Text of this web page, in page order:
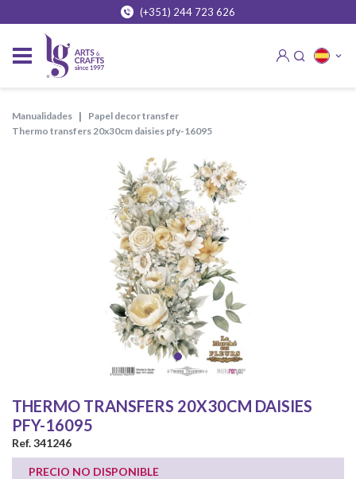
(+351) 244 723 626
manualidades
papel decor transfer
thermo transfers 20x30cm daisies pfy-16095
THERMO TRANSFERS 20X30CM DAISIES
PFY-16095
Ref. 341246
PRECIO NO DISPONIBLE